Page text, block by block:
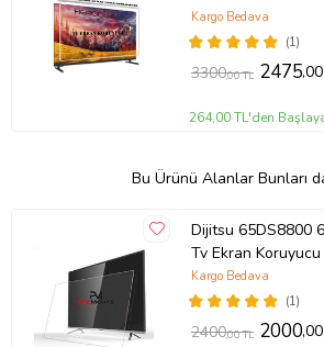
(1)
Kargo Bedava
3300,00 TL 2475
264,00 TL'den
Bu Ürünü Alanlar Bunları
Dijitsu 65DS8800
Tv Ekran Koruyucu
(1)
Kargo Bedava
2400,00 TL 2000